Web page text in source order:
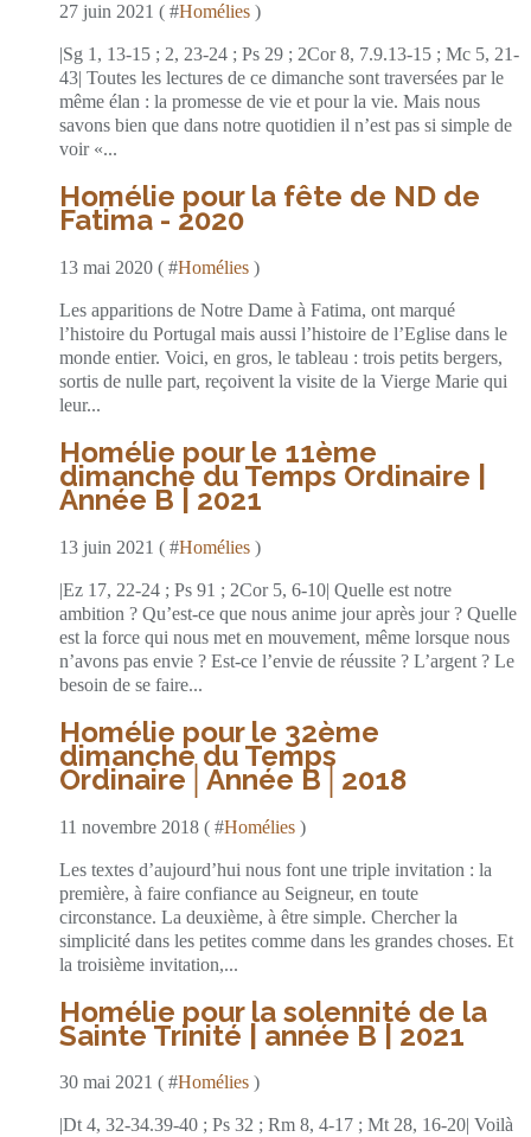
27 juin 2021 ( #Homélies )
|Sg 1, 13-15 ; 2, 23-24 ; Ps 29 ; 2Cor 8, 7.9.13-15 ; Mc 5, 21-
43| Toutes les lectures de ce dimanche sont traversées par le
même élan : la promesse de vie et pour la vie. Mais nous
savons bien que dans notre quotidien il n’est pas si simple de
voir «...
Homélie pour la fête de ND de
Fatima - 2020
13 mai 2020 ( #Homélies )
Les apparitions de Notre Dame à Fatima, ont marqué
l’histoire du Portugal mais aussi l’histoire de l’Eglise dans le
monde entier. Voici, en gros, le tableau : trois petits bergers,
sortis de nulle part, reçoivent la visite de la Vierge Marie qui
leur...
Homélie pour le 11ème
dimanche du Temps Ordinaire |
Année B | 2021
13 juin 2021 ( #Homélies )
|Ez 17, 22-24 ; Ps 91 ; 2Cor 5, 6-10| Quelle est notre
ambition ? Qu’est-ce que nous anime jour après jour ? Quelle
est la force qui nous met en mouvement, même lorsque nous
n’avons pas envie ? Est-ce l’envie de réussite ? L’argent ? Le
besoin de se faire...
Homélie pour le 32ème
dimanche du Temps
Ordinaire│Année B│2018
11 novembre 2018 ( #Homélies )
Les textes d’aujourd’hui nous font une triple invitation : la
première, à faire confiance au Seigneur, en toute
circonstance. La deuxième, à être simple. Chercher la
simplicité dans les petites comme dans les grandes choses. Et
la troisième invitation,...
Homélie pour la solennité de la
Sainte Trinité | année B | 2021
30 mai 2021 ( #Homélies )
|Dt 4, 32-34.39-40 ; Ps 32 ; Rm 8, 4-17 ; Mt 28, 16-20| Voilà